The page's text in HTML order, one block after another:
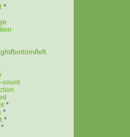
*
/bottom/ left
count
*
*
*
*